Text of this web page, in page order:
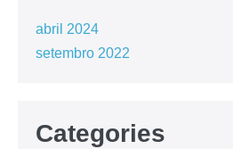
abril 2024
setembro 2022
Categories